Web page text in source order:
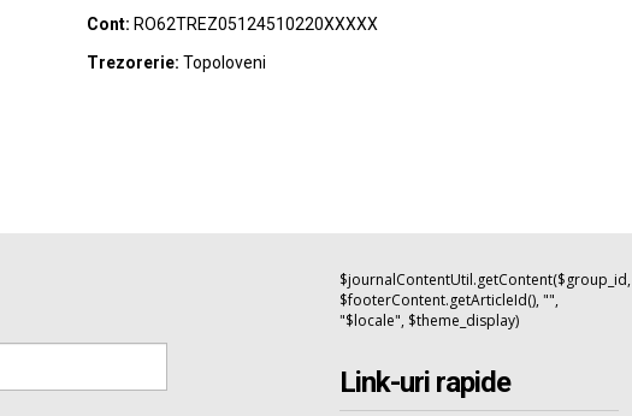
Cont: RO62TREZ05124510220XXXXX
Trezorerie: Topoloveni
$journalContentUtil.getContent($group_id,
$footerContent.getArticleId(), "",
"$locale", $theme_display)
Link-uri rapide